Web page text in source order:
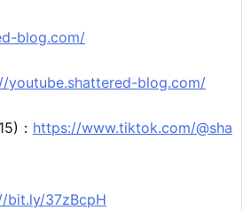
blog.com/
youtube.shattered-blog.com/
： https://www.tiktok.com/@sha
bit.ly/37zBcpH